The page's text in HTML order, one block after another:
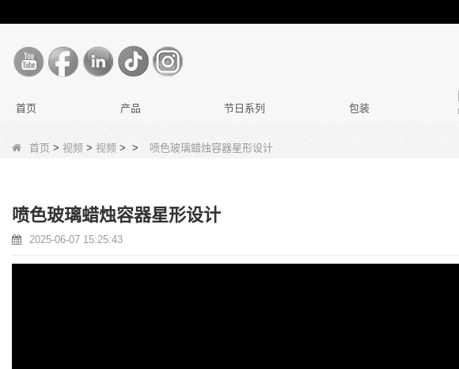
首页 产品 节日系列 包装
首页 > 视频 > 视频 > > 喷色玻璃蜡烛容器星形设计
喷色玻璃蜡烛容器星形设计
2025-06-07 15:25:43